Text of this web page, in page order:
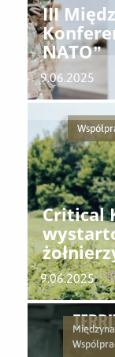
III
NATO”
9.06.2025
Critical
9.06.2025